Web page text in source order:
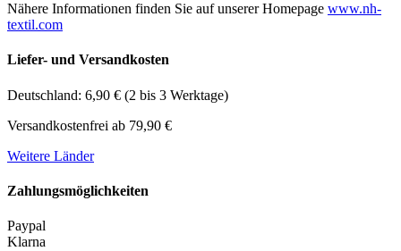
Nähere Informationen finden Sie auf unserer Homepage www.nh-
textil.com
Liefer- und Versandkosten
Deutschland: 6,90 € (2 bis 3 Werktage)
Versandkostenfrei ab 79,90 €
Weitere Länder
Zahlungsmöglichkeiten
Paypal
Klarna